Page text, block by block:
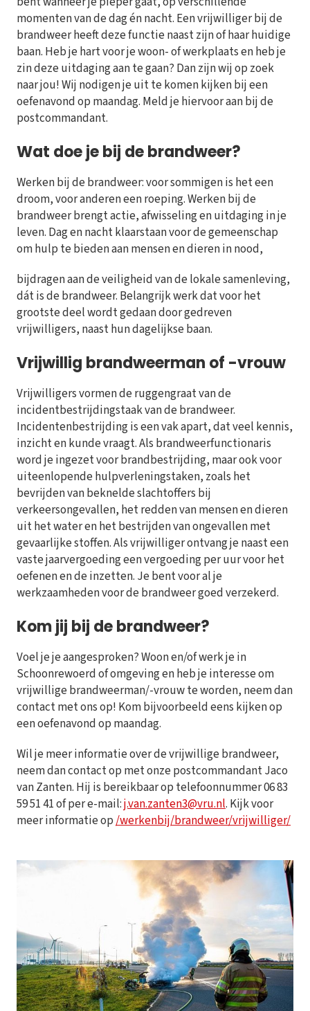
momenten van de dag én nacht. Een vrijwilliger bij de
brandweer heeft deze functie naast zijn of haar huidige
baan. Heb je hart voor je woon- of werkplaats en heb je
zin deze uitdaging aan te gaan? Dan zijn wij op zoek
naar jou! Wij nodigen je uit te komen kijken bij een
oefenavond op maandag. Meld je hiervoor aan bij de
postcommandant.
Wat doe je bij de brandweer?
Werken bij de brandweer: voor sommigen is het een
droom, voor anderen een roeping. Werken bij de
brandweer brengt actie, afwisseling en uitdaging in je
leven. Dag en nacht klaarstaan voor de gemeenschap
om hulp te bieden aan mensen en dieren in nood,
bijdragen aan de veiligheid van de lokale samenleving,
dát is de brandweer. Belangrijk werk dat voor het
grootste deel wordt gedaan door gedreven
vrijwilligers, naast hun dagelijkse baan.
Vrijwillig brandweerman of -vrouw
Vrijwilligers vormen de ruggengraat van de
incidentbestrijdingstaak van de brandweer.
Incidentenbestrijding is een vak apart, dat veel kennis,
inzicht en kunde vraagt. Als brandweerfunctionaris
word je ingezet voor brandbestrijding, maar ook voor
uiteenlopende hulpverleningstaken, zoals het
bevrijden van beknelde slachtoffers bij
verkeersongevallen, het redden van mensen en dieren
uit het water en het bestrijden van ongevallen met
gevaarlijke stoffen. Als vrijwilliger ontvang je naast een
vaste jaarvergoeding een vergoeding per uur voor het
oefenen en de inzetten. Je bent voor al je
werkzaamheden voor de brandweer goed verzekerd.
Kom jij bij de brandweer?
Voel je je aangesproken? Woon en/of werk je in
Schoonrewoerd of omgeving en heb je interesse om
vrijwillige brandweerman/-vrouw te worden, neem dan
contact met ons op! Kom bijvoorbeeld eens kijken op
een oefenavond op maandag.
Wil je meer informatie over de vrijwillige brandweer,
neem dan contact op met onze postcommandant Jaco
van Zanten. Hij is bereikbaar op telefoonnummer 06 83
59 51 41 of per e-mail:j.van.zanten3@vru.nl. Kijk voor
meer informatie op/werkenbij/brandweer/vrijwilliger/